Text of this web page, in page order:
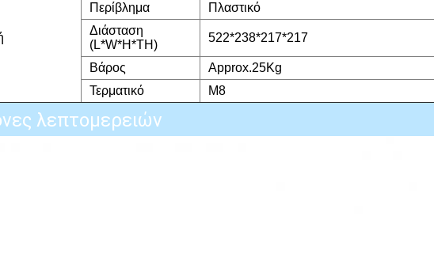
Περίβλημα
Πλαστικό
Διάσταση
(L*W*H*TH)
522*238*217*217
Βάρος
Approx.25Kg
Τερματικό
M8
λεπτομερειών